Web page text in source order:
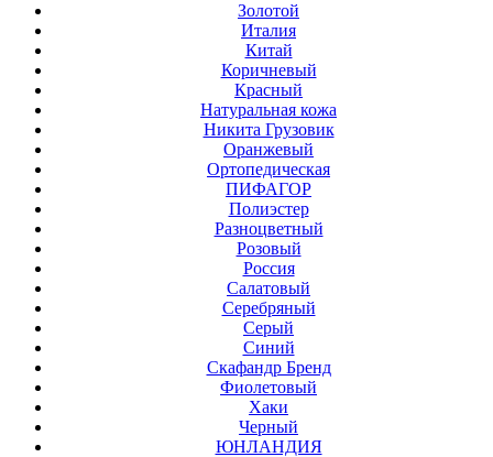
Золотой
Италия
Китай
Коричневый
Красный
Натуральная кожа
Никита Грузовик
Оранжевый
Ортопедическая
ПИФАГОР
Полиэстер
Разноцветный
Розовый
Россия
Салатовый
Серебряный
Серый
Синий
Скафандр Бренд
Фиолетовый
Хаки
Черный
ЮНЛАНДИЯ